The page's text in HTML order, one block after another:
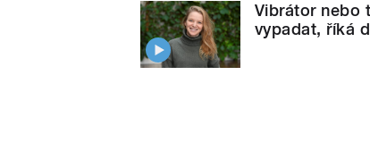
Vibrátor nebo
vypadat, říká